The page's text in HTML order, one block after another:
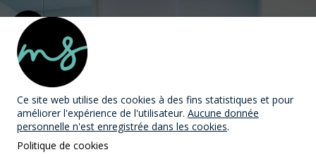
MAST Avocats
Ce site web utilise des cookies à des fins statistiques et pour
améliorer l'expérience de l'utilisateur. Aucune donnée
personnelle n'est enregistrée dans les cookies.
Politique de cookies